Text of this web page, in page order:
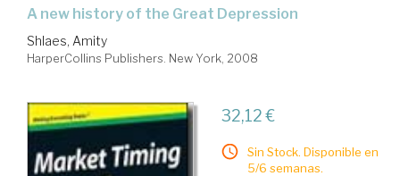
a new history of the Great Depression
Shlaes, Amity
HarperCollins Publishers. New York, 2008
32,12 €
Sin Stock. Disponible en
5/6 semanas.